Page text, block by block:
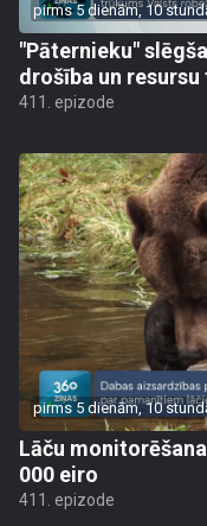
pirms 5 dienām, 10
"Pāternieku"
drošība un
411. epizode
pirms 5 dienām, 10
Lāču
000 eiro
411. epizode